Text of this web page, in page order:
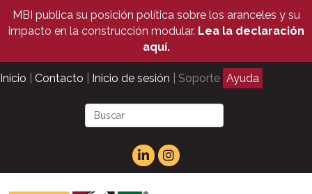
MBI publica su posición política sobre los aranceles y su
impacto en la construcción modular. Lea la declaración
aquí.
Inicio Contacto Inicio de sesión | Soporte Ayuda